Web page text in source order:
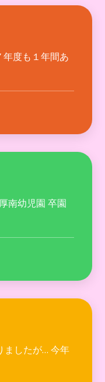
度も１年間あ
南幼児園 卒園
ましたが… 今年